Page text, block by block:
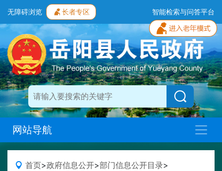
无障碍浏览 长者专区 智能检索与问答平台
网站导航
首页>政府信息公开>部门信息公开目录>